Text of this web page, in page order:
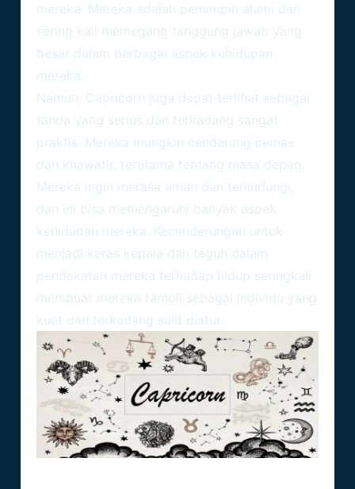
mereka. Mereka adalah pemimpin alami dan
sering kali memegang tanggung jawab yang
besar dalam berbagai aspek kehidupan
mereka.
Namun, Capricorn juga dapat terlihat sebagai
tanda yang serius dan terkadang sangat
praktis. Mereka mungkin cenderung cemas
dan khawatir, terutama tentang masa depan.
Mereka ingin merasa aman dan terlindungi,
dan ini bisa memengaruhi banyak aspek
kehidupan mereka. Kecenderungan untuk
menjadi keras kepala dan teguh dalam
pendekatan mereka terhadap hidup seringkali
membuat mereka tampil sebagai individu yang
kuat dan terkadang sulit diatur.